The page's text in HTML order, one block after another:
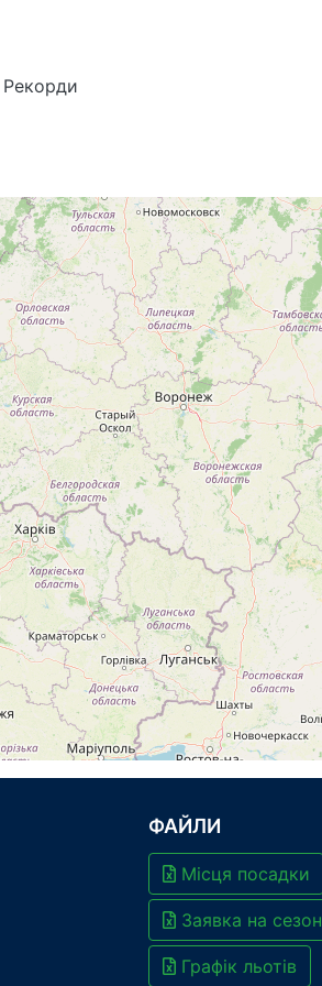
Рекорди
ФАЙЛИ
Місця посадки
Заявка на сезон
Графік льотів